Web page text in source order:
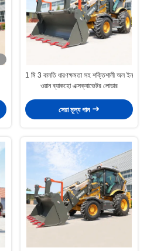
1 মি 3 বালতি ধারণক্ষমতা সহ শক্তিশালী অল ইন
ওয়ান ব্যাকহো এক্সক্যাভেটর লোডার
সেরা মূল্য পান